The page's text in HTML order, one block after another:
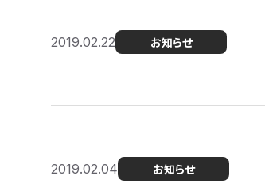
2019.02.22 お知らせ
2019.02.04 お知らせ